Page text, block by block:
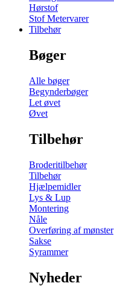
Hørstof
Stof Metervarer
Tilbehør
Bøger
Alle bøger
Begynderbøger
Let øvet
Øvet
Tilbehør
Broderitilbehør
Tilbehør
Hjælpemidler
Lys & Lup
Montering
Nåle
Overføring af mønster
Sakse
Syrammer
Nyheder